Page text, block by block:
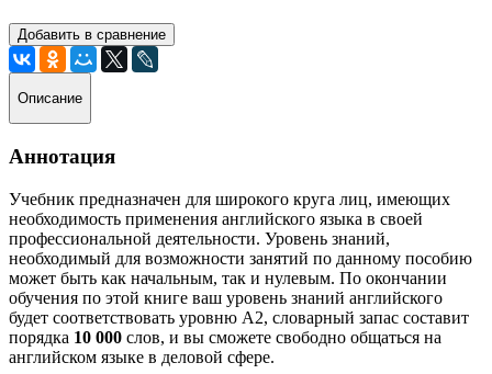
Добавить в сравнение
Описание
Аннотация
Учебник предназначен для широкого круга лиц, имеющих
необходимость применения английского языка в своей
профессиональной деятельности. Уровень знаний,
необходимый для возможности занятий по данному пособию
может быть как начальным, так и нулевым. По окончании
обучения по этой книге ваш уровень знаний английского
будет соответствовать уровню А2, словарный запас составит
порядка 10 000 слов, и вы сможете свободно общаться на
английском языке в деловой сфере.